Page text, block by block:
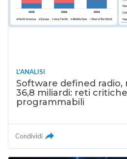
L'ANALISI
Software defined radio,
36,8 miliardi: reti
programmabili
Condividi